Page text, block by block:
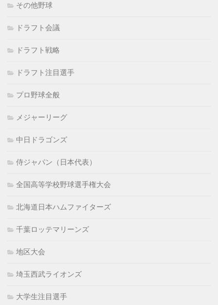
その他野球
ドラフト会議
ドラフト戦略
ドラフト注目選手
プロ野球全般
メジャーリーグ
中日ドラゴンズ
侍ジャパン（日本代表）
全国高等学校野球選手権大会
北海道日本ハムファイターズ
千葉ロッテマリーンズ
地区大会
埼玉西武ライオンズ
大学生注目選手